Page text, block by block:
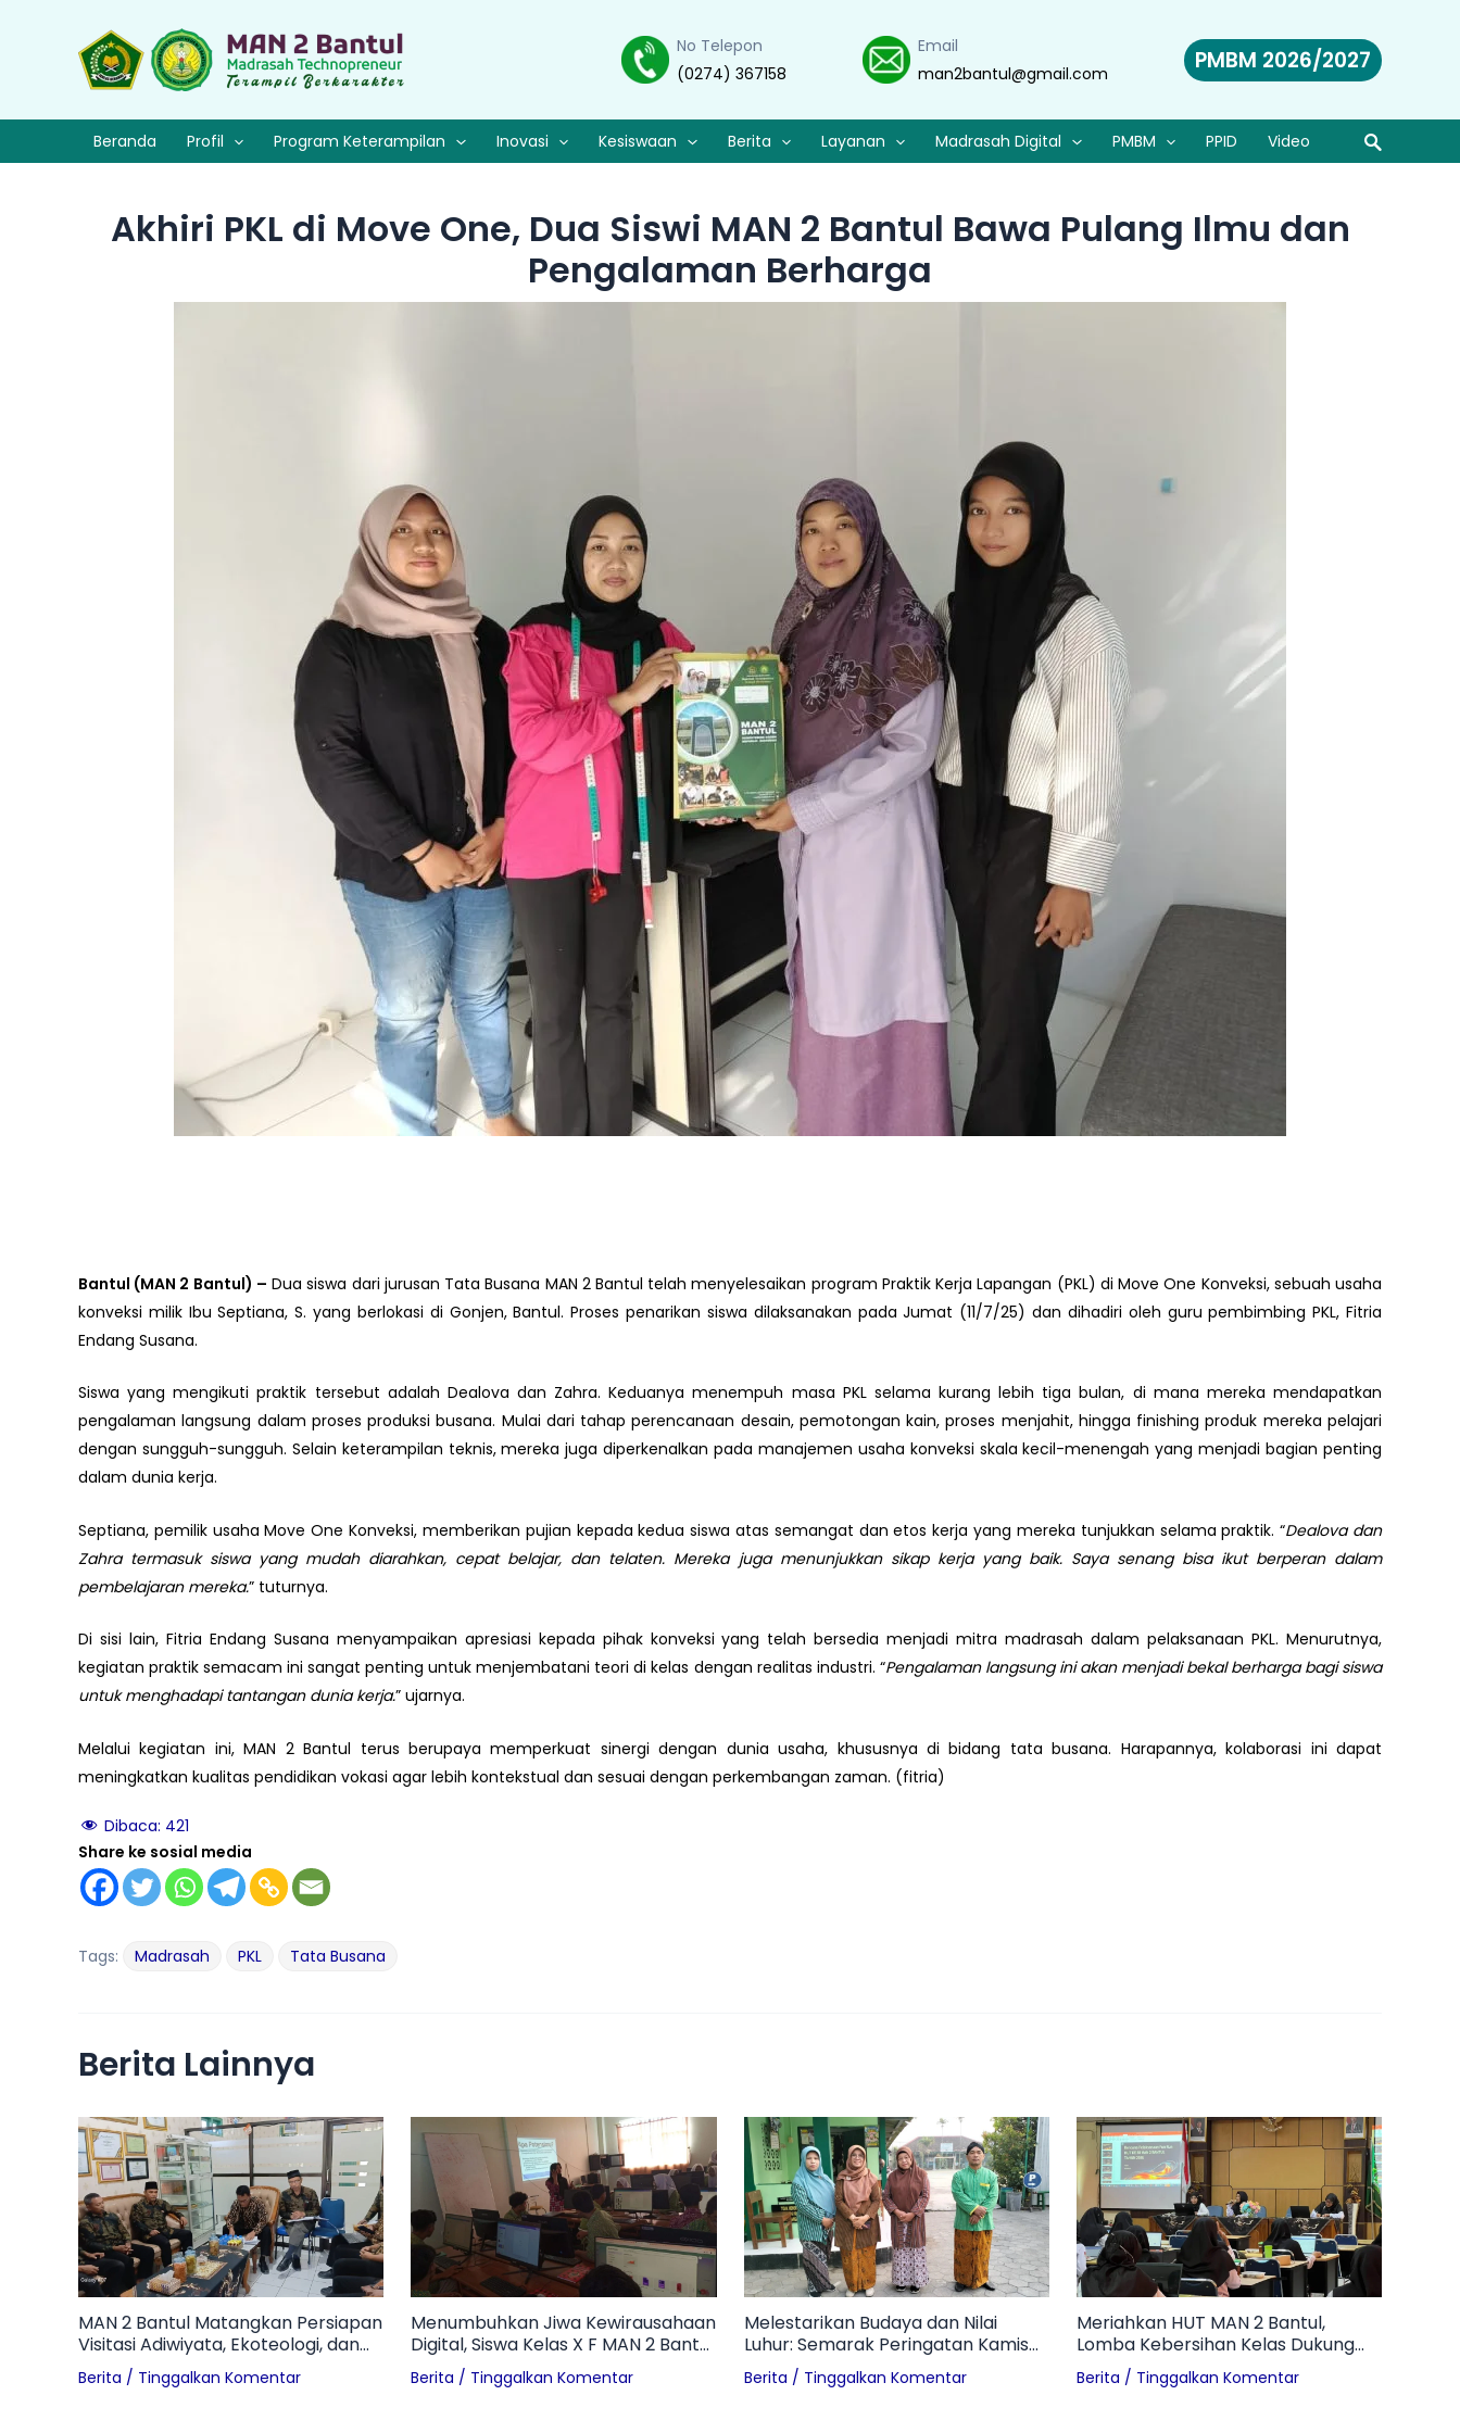
No Telepon
(0274) 367158
Email
man2bantul@gmail.com
PMBM 2026/2027
Beranda Profil Program Keterampilan Inovasi Kesiswaan Berita Layanan Madrasah Digital PMBM PPID Video
Akhiri PKL di Move One, Dua Siswi MAN 2 Bantul Bawa Pulang Ilmu dan
Pengalaman Berharga
Bantul (MAN 2 Bantul) – Dua siswa dari jurusan Tata Busana MAN 2 Bantul telah menyelesaikan program Praktik Kerja Lapangan (PKL) di Move One Konveksi, sebuah usaha
konveksi milik Ibu Septiana, S. yang berlokasi di Gonjen, Bantul. Proses penarikan siswa dilaksanakan pada Jumat (11/7/25) dan dihadiri oleh guru pembimbing PKL, Fitria
Endang Susana.
Siswa yang mengikuti praktik tersebut adalah Dealova dan Zahra. Keduanya menempuh masa PKL selama kurang lebih tiga bulan, di mana mereka mendapatkan
pengalaman langsung dalam proses produksi busana. Mulai dari tahap perencanaan desain, pemotongan kain, proses menjahit, hingga finishing produk mereka pelajari
dengan sungguh-sungguh. Selain keterampilan teknis, mereka juga diperkenalkan pada manajemen usaha konveksi skala kecil-menengah yang menjadi bagian penting
dalam dunia kerja.
Septiana, pemilik usaha Move One Konveksi, memberikan pujian kepada kedua siswa atas semangat dan etos kerja yang mereka tunjukkan selama praktik. “Dealova dan
Zahra termasuk siswa yang mudah diarahkan, cepat belajar, dan telaten. Mereka juga menunjukkan sikap kerja yang baik. Saya senang bisa ikut berperan dalam
pembelajaran mereka.” tuturnya.
Di sisi lain, Fitria Endang Susana menyampaikan apresiasi kepada pihak konveksi yang telah bersedia menjadi mitra madrasah dalam pelaksanaan PKL. Menurutnya,
kegiatan praktik semacam ini sangat penting untuk menjembatani teori di kelas dengan realitas industri. “Pengalaman langsung ini akan menjadi bekal berharga bagi siswa
untuk menghadapi tantangan dunia kerja.” ujarnya.
Melalui kegiatan ini, MAN 2 Bantul terus berupaya memperkuat sinergi dengan dunia usaha, khususnya di bidang tata busana. Harapannya, kolaborasi ini dapat
meningkatkan kualitas pendidikan vokasi agar lebih kontekstual dan sesuai dengan perkembangan zaman. (fitria)
Dibaca: 421
Share ke sosial media
Tags: Madrasah PKL Tata Busana
Berita Lainnya
MAN 2 Bantul Matangkan Persiapan
Visitasi Adiwiyata, Ekoteologi, dan
HUT Kemerdekaan RI
Berita / Tinggalkan Komentar
Menumbuhkan Jiwa Kewirausahaan
Digital, Siswa Kelas X F MAN 2 Bantul
Pelajari Profil Technopreneur dan
Tantangan Branding UMKM
Berita / Tinggalkan Komentar
Melestarikan Budaya dan Nilai
Luhur: Semarak Peringatan Kamis
Pon di MAN 2 Bantul
Berita / Tinggalkan Komentar
Meriahkan HUT MAN 2 Bantul,
Lomba Kebersihan Kelas Dukung
Terwujudnya Madrasah Adiwiyata
Berita / Tinggalkan Komentar